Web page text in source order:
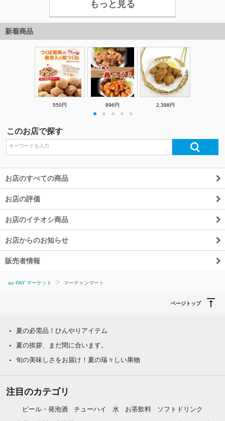
もっと見る
新着商品
550円 896円 2,398円
このお店で探す
お店のすべての商品
お店の評価
お店のイチオシ商品
お店からのお知らせ
販売者情報
au PAY マーケット マーチャンマート
ページトップ
夏の必需品！ひんやりアイテム
夏の挨拶、まだ間に合います。
旬の美味しさをお届け！夏の瑞々しい果物
注目のカテゴリ
ビール・発泡酒 チューハイ 水 お茶飲料
ソフトドリンク